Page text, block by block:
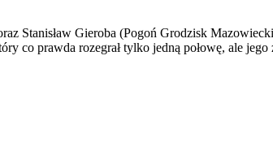
Stanisław Gieroba (Pogoń Grodzisk
co prawda rozegrał tylko jedną połowę, ale